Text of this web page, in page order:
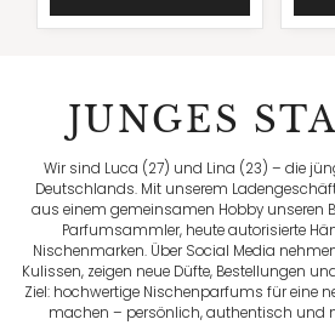
JUNGES
Wir sind Luca (27) und Lina (23) – die
Deutschlands. Mit unserem
aus einem gemeinsamen Hobby unseren
Parfumsammler, heute autorisierte
Nischenmarken. Über Social Media
Kulissen, zeigen neue Düfte, Bestellungen
Ziel: hochwertige Nischenparfums für eine
machen – persönlich, authentisch und